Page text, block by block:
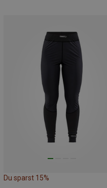
Du sparst 15%